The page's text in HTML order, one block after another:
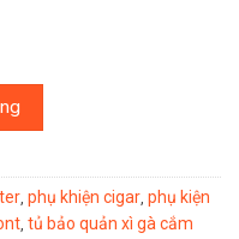
, phụ khiện cigar, phụ kiện
, tủ bảo quản xì gà cắm